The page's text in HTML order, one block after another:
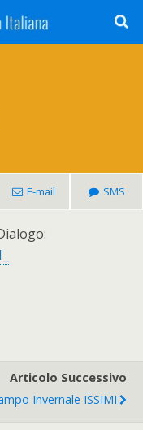
E-mail SMS
Articolo Successivo
Invernale ISSIMI